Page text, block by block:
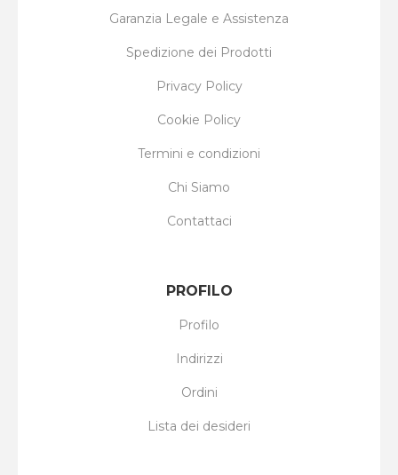
Garanzia Legale e Assistenza
Spedizione dei Prodotti
Privacy Policy
Cookie Policy
Termini e condizioni
Chi Siamo
Contattaci
PROFILO
Profilo
Indirizzi
Ordini
Lista dei desideri